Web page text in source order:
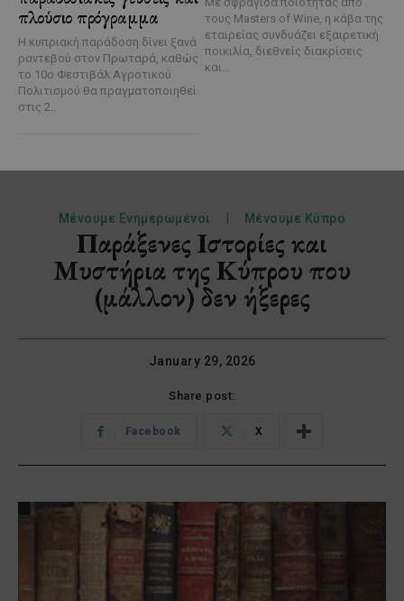
πλούσιο πρόγραμμα
Η κυπριακή παράδοση δίνει ξανά
ραντεβού στον Πρωταρά, καθώς
το 10ο Φεστιβάλ Αγροτικού
Πολιτισμού θα πραγματοποιηθεί
στις 2...
τους Masters of Wine, η κάβα της
εταιρείας συνδυάζει εξαιρετική
ποικιλία, διεθνείς διακρίσεις
και...